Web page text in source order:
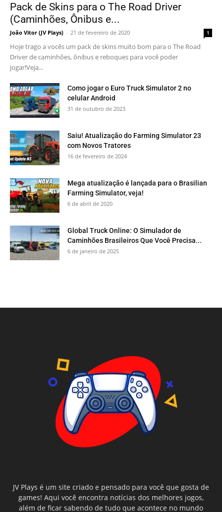
Pack de Skins para o The Road Driver
(Caminhões, Ônibus e...
João Vitor (JV Plays) - 21 de fevereiro de 2020 1
Hoje trago a vocês um pack de skins muito bom para o The Road
Driver de caminhões, ônibus e reboques para você poder
jogar!Veja...
Como jogar o Euro Truck Simulator 2 no
celular Android
31 de outubro de 2023
Saiu! Atualização do Farming Simulator 23
com Novos Tratores
16 de fevereiro de 2024
Mega atualização é lançada para o Brasilian
Farming Simulator, veja!
6 de abril de 2020
Global Truck Online: O Simulador de
Caminhões Brasileiros Que Você Precisa...
6 de janeiro de 2025
JV Plays é um site criado e pensado para você que gosta de
games! Aqui você encontra notícias dos melhores jogos,
além de ficar sabendo de tudo que acontece no mundo